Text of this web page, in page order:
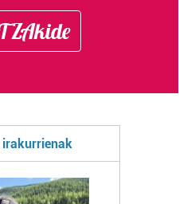
irakurrienak